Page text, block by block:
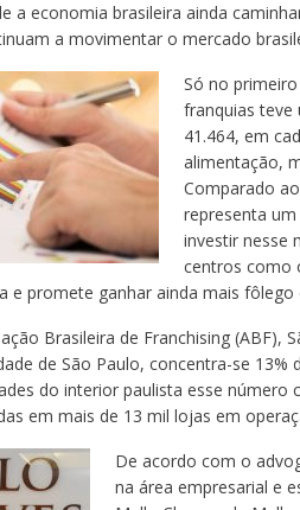
a economia brasileira ainda
a movimentar o mercado
Só no
franquias teve
41.464, em
alimentação,
Comparado
representa
investir nesse
centros como
e promete ganhar ainda mais
Brasileira de Franchising (ABF),
de São Paulo, concentra-se
do interior paulista esse número
em mais de 13 mil lojas em
De acordo com o
na área empresarial e